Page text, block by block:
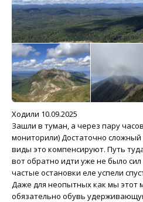
Ходили 10.09.2025
Зашли в туман, а через пару
мониторили) Достаточно
виды это компенсируют. Путь
вот обратно идти уже не было сил
частые остановки еле успели
Даже для неопытных как мы этот
обязательно обувь